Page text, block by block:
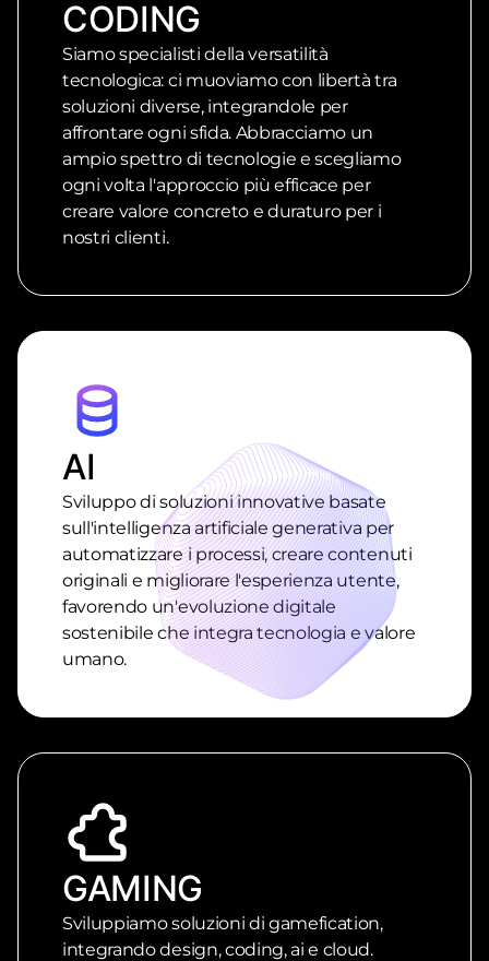
CODING
Siamo specialisti della versatilità
tecnologica: ci muoviamo con libertà tra
soluzioni diverse, integrandole per
affrontare ogni sfida. Abbracciamo un
ampio spettro di tecnologie e scegliamo
ogni volta l'approccio più efficace per
creare valore concreto e duraturo per i
nostri clienti.
AI
Sviluppo di soluzioni innovative basate
sull'intelligenza artificiale generativa per
automatizzare i processi, creare contenuti
originali e migliorare l'esperienza utente,
favorendo un'evoluzione digitale
sostenibile che integra tecnologia e valore
umano.
GAMING
Sviluppiamo soluzioni di gamefication,
integrando design, coding, ai e cloud.